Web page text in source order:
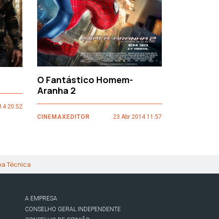
20:52
O Fantástico Homem-
Aranha 2
CINEMAXEDITOR 23 Abr 2014 11:57
Técnica
A EMPRESA
CONSELHO GERAL INDEPENDENTE